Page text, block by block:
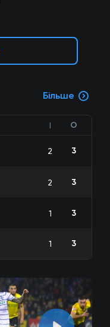
Більше
І О
2 3
2 3
1 3
1 3